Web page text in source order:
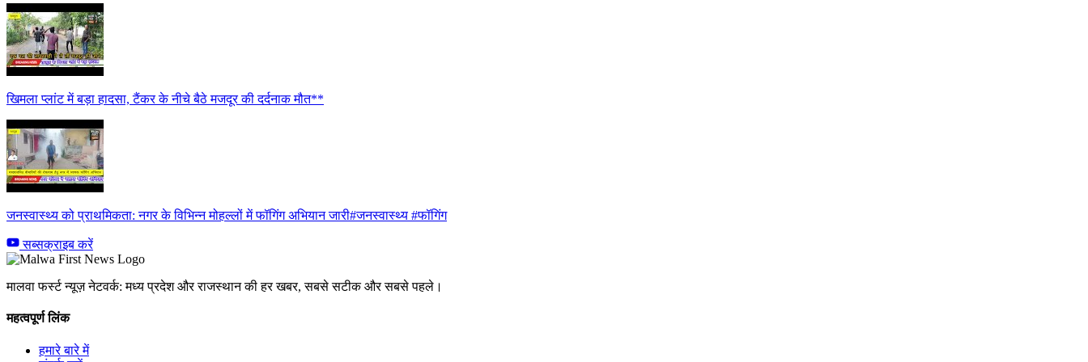
खिमला प्लांट में बड़ा हादसा, टैंकर के नीचे बैठे मजदूर की दर्दनाक मौत**
जनस्वास्थ्य को प्राथमिकता: नगर के विभिन्न मोहल्लों में फॉगिंग अभियान जारी#जनस्वास्थ्य #फॉगिंग
सब्सक्राइब करें
मालवा फर्स्ट न्यूज़ नेटवर्क: मध्य प्रदेश और राजस्थान की हर खबर, सबसे सटीक और सबसे पहले।
महत्वपूर्ण लिंक
हमारे बारे में